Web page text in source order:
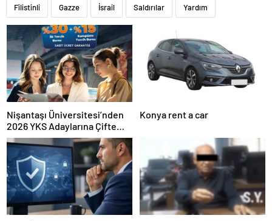
Filistinli Gazze İsrail Saldırılar Yardım
Nişantaşı Üniversitesi’nden
2026 YKS Adaylarına Çifte
Güvence: Sabit Ücret ve
Kesintisiz Burs
Konya rent a car